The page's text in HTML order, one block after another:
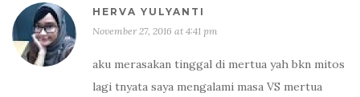
HERVA YULYANTI
November 27, 2016 at 4:41 pm
aku merasakan tinggal di mertua yah bkn mitos
lagi tnyata saya mengalami masa VS mertua